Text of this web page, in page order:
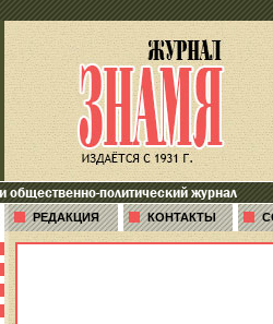
общественно-политический журнал
РЕДАКЦИЯ КОНТАКТЫ